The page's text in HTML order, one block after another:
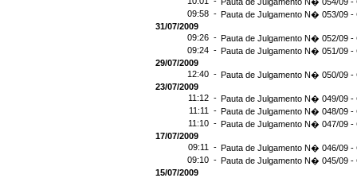
09:58 - Pauta de Julgamento N� 053/09 -
31/07/2009
09:26 - Pauta de Julgamento N� 052/09 -
09:24 - Pauta de Julgamento N� 051/09 -
29/07/2009
12:40 - Pauta de Julgamento N� 050/09 -
23/07/2009
11:12 - Pauta de Julgamento N� 049/09 -
11:11 - Pauta de Julgamento N� 048/09 -
11:10 - Pauta de Julgamento N� 047/09 -
17/07/2009
09:11 - Pauta de Julgamento N� 046/09 -
09:10 - Pauta de Julgamento N� 045/09 -
15/07/2009